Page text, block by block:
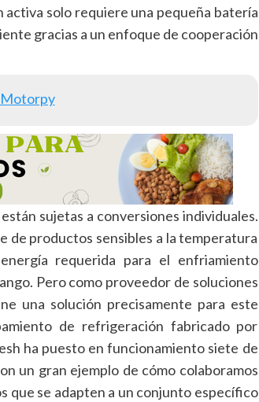
solo requiere una pequeña batería
gracias a un enfoque de cooperación
Motorpy
sujetas a conversiones individuales.
de productos sensibles a la temperatura
requerida para el enfriamiento
Pero como proveedor de soluciones
una solución precisamente para este
de refrigeración fabricado por
ha puesto en funcionamiento siete de
un gran ejemplo de cómo colaboramos
que se adapten a un conjunto específico